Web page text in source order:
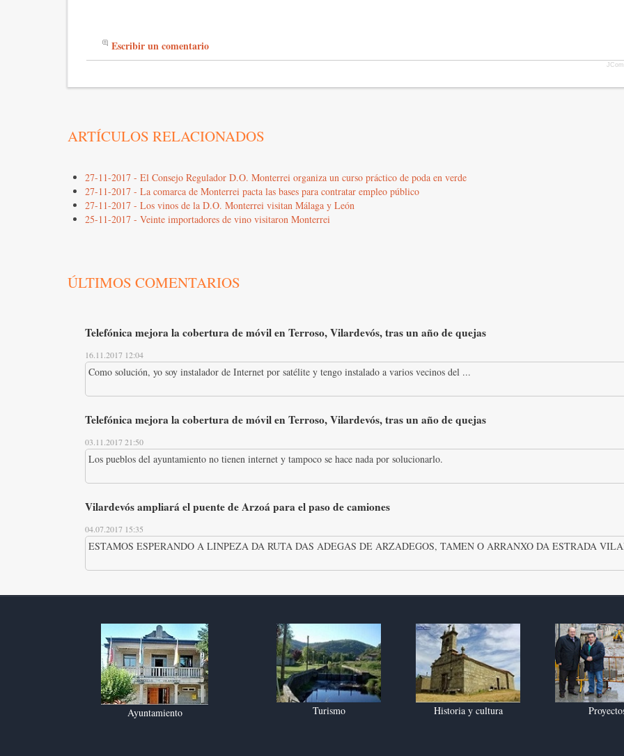
Escribir un comentario
ARTÍCULOS RELACIONADOS
27-11-2017 - El Consejo Regulador D.O. Monterrei organiza un curso práctico de poda en verde
27-11-2017 - La comarca de Monterrei pacta las bases para contratar empleo público
27-11-2017 - Los vinos de la D.O. Monterrei visitan Málaga y León
25-11-2017 - Veinte importadores de vino visitaron Monterrei
ÚLTIMOS COMENTARIOS
Telefónica mejora la cobertura de móvil en Terroso, Vilardevós, tras un año de quejas
16.11.2017 12:04
Como solución, yo soy instalador de Internet por satélite y tengo instalado a varios vecinos del ...
Telefónica mejora la cobertura de móvil en Terroso, Vilardevós, tras un año de quejas
03.11.2017 21:50
Los pueblos del ayuntamiento no tienen internet y tampoco se hace nada por solucionarlo.
Vilardevós ampliará el puente de Arzoá para el paso de camiones
04.07.2017 15:35
ESTAMOS ESPERANDO A LINPEZA DA RUTA DAS ADEGAS DE ARZADEGOS, TAMEN O ARRANXO DA ESTRADA
Ayuntamiento Turismo Historia y cultura